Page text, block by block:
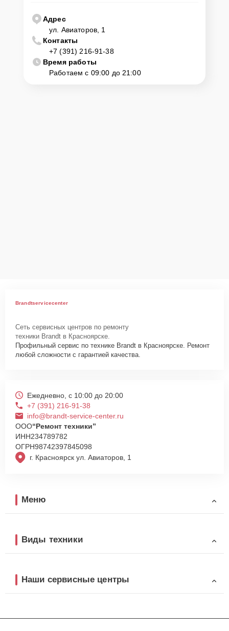
Адрес
ул. Авиаторов, 1
Контакты
+7 (391) 216-91-38
Время работы
Работаем с 09:00 до 21:00
Brandtservicecenter
Сеть сервисных центров по ремонту
техники Brandt в Красноярске.
Профильный сервис по технике Brandt в Красноярске. Ремонт
любой сложности с гарантией качества.
г. Красноярск ул. Авиаторов, 1
Ежедневно, с 10:00 до 20:00
+7 (391) 216-91-38
info@brandt-service-center.ru
ООО“Ремонт техники”
ИНН234789782
ОГРН98742397845098
Меню
Виды техники
Наши сервисные центры